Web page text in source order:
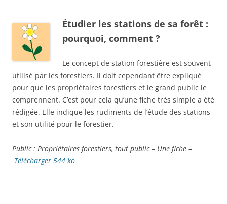
Étudier les stations de sa forêt :
pourquoi, comment ?
Le concept de station forestière est souvent
utilisé par les forestiers. Il doit cependant être expliqué
pour que les propriétaires forestiers et le grand public le
comprennent. C’est pour cela qu’une fiche très simple a été
rédigée. Elle indique les rudiments de l’étude des stations
et son utilité pour le forestier.
Public : Propriétaires forestiers, tout public – Une fiche –
Télécharger 544 ko